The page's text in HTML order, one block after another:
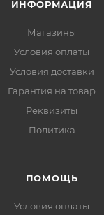
ИНФОРМАЦИЯ
Магазины
Условия оплаты
Условия доставки
Гарантия на товар
Реквизиты
Политика
ПОМОЩЬ
Условия оплаты